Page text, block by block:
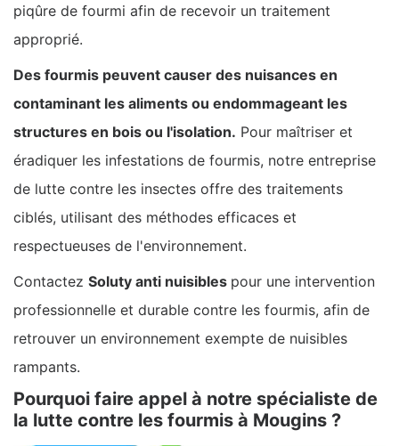
piqûre de fourmi afin de recevoir un traitement
approprié.
Des fourmis peuvent causer des nuisances en
contaminant les aliments ou endommageant les
structures en bois ou l'isolation. Pour maîtriser et
éradiquer les infestations de fourmis, notre entreprise
de lutte contre les insectes offre des traitements
ciblés, utilisant des méthodes efficaces et
respectueuses de l'environnement.
Contactez Soluty anti nuisibles pour une intervention
professionnelle et durable contre les fourmis, afin de
retrouver un environnement exempte de nuisibles
rampants.
Pourquoi faire appel à notre spécialiste de
la lutte contre les fourmis à Mougins ?